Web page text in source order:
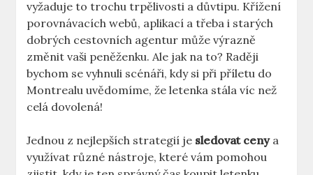
vyžaduje to trochu trpělivosti a důvtipu. Křížení
porovnávacích webů, aplikací a třeba i starých
dobrých cestovních agentur může výrazně
změnit vaši peněženku. Ale jak na to? Raději
bychom se vyhnuli scénáři, kdy si při příletu do
Montrealu uvědomíme, že letenka stála víc než
celá dovolená!
Jednou z nejlepších strategií je sledovat cenya
využívat různé nástroje, které vám pomohou